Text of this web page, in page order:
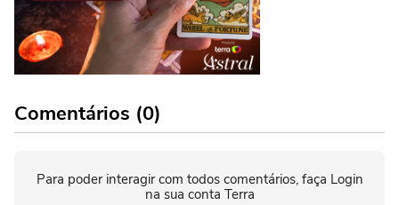
Comentários (0)
Para poder interagir com todos comentários, faça Login
na sua conta Terra